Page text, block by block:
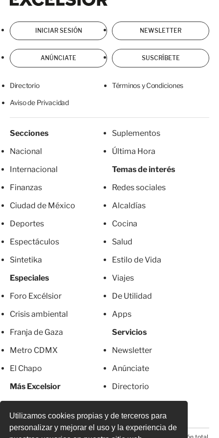
Utilizamos cookies propias y de terceros para
personalizar y mejorar el uso y la experiencia de
INICIAR SESIÓN NEWSLETTER
ANÚNCIATE SUSCRÍBETE
Directorio Términos y Condiciones
Aviso de Privacidad
Secciones
Nacional
Internacional
Finanzas
Ciudad de México
Deportes
Espectáculos
Sintetika
Especiales
Foro Excélsior
Crisis ambiental
Franja de Gaza
Metro CDMX
El Chapo
Más Excelsior
Suplementos
Última Hora
Temas de interés
Redes sociales
Alcaldías
Cocina
Salud
Estilo de Vida
Viajes
De Utilidad
Apps
Servicios
Newsletter
Anúnciate
Directorio